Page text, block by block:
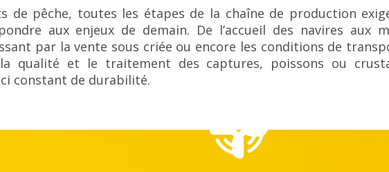
de pêche, toutes les étapes de la chaîne de production
aux enjeux de demain. De l’accueil des navires aux
par la vente sous criée ou encore les conditions de
qualité et le traitement des captures, poissons ou
constant de durabilité.